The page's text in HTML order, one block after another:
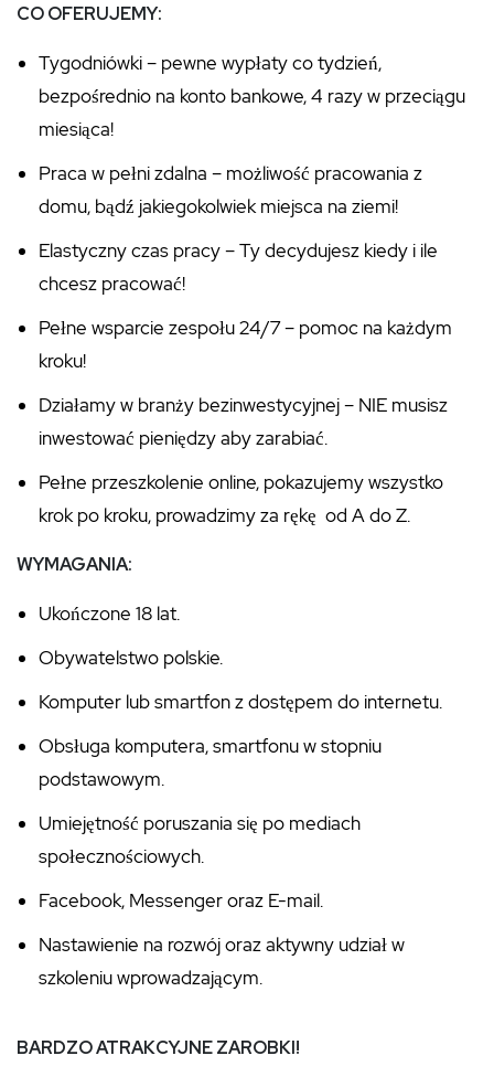
CO OFERUJEMY:
Tygodniówki – pewne wypłaty co tydzień,
bezpośrednio na konto bankowe, 4 razy w przeciągu
miesiąca!
Praca w pełni zdalna – możliwość pracowania z
domu, bądź jakiegokolwiek miejsca na ziemi!
Elastyczny czas pracy – Ty decydujesz kiedy i ile
chcesz pracować!
Pełne wsparcie zespołu 24/7 – pomoc na każdym
kroku!
Działamy w branży bezinwestycyjnej – NIE musisz
inwestować pieniędzy aby zarabiać.
Pełne przeszkolenie online, pokazujemy wszystko
krok po kroku, prowadzimy za rękę od A do Z.
WYMAGANIA:
Ukończone 18 lat.
Obywatelstwo polskie.
Komputer lub smartfon z dostępem do internetu.
Obsługa komputera, smartfonu w stopniu
podstawowym.
Umiejętność poruszania się po mediach
społecznościowych.
Facebook, Messenger oraz E-mail.
Nastawienie na rozwój oraz aktywny udział w
szkoleniu wprowadzającym.
BARDZO ATRAKCYJNE ZAROBKI!